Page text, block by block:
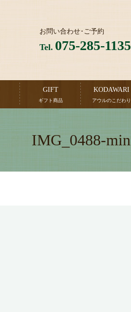
お問い合わせ･ご予約
Tel. 075-285-1135
GIFT
ギフト商品
KODAWARI
アウルのこだわり
IMG_0488-min